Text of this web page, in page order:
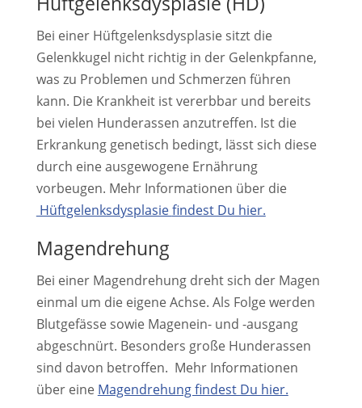
Bei einer Hüftgelenksdysplasie sitzt die
Gelenkkugel nicht richtig in der Gelenkpfanne,
was zu Problemen und Schmerzen führen
kann. Die Krankheit ist vererbbar und bereits
bei vielen Hunderassen anzutreffen. Ist die
Erkrankung genetisch bedingt, lässt sich diese
durch eine ausgewogene Ernährung
vorbeugen. Mehr Informationen über die
Hüftgelenksdysplasiefindest Du hier.
Magendrehung
Bei einer Magendrehung dreht sich der Magen
einmal um die eigene Achse. Als Folge werden
Blutgefässe sowie Magenein- und -ausgang
abgeschnürt. Besonders große Hunderassen
sind davon betroffen. Mehr Informationen
über eine Magendrehung findest Du hier.